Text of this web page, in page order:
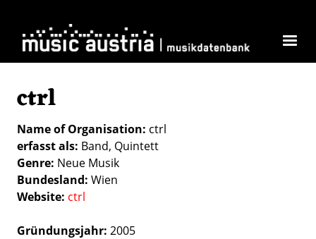
ctrl
Name of Organisation ctrl
erfasst als Band Quintett
Genre Neue Musik
Bundesland Wien
Website ctrl
Gründungsjahr: 2005